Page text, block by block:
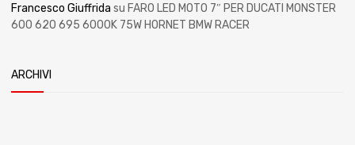
Francesco Giuffrida su FARO LED MOTO 7″ PER DUCATI MONSTER
600 620 695 6000K 75W HORNET BMW RACER
ARCHIVI